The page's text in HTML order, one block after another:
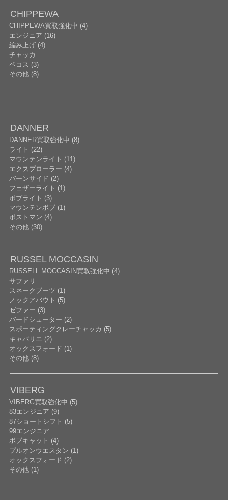
CHIPPEWA
CHIPPEWA買取強化中 (4)
エンジニア (16)
編み上げ (4)
チャッカ
ペコス (3)
その他 (8)
DANNER
DANNER買取強化中 (8)
ライト (22)
マウンテンライト (11)
エクスプローラー (4)
バーンサイド (2)
フェザーライト (1)
ボブライト (3)
マウンテンボブ (1)
ポストマン (4)
その他 (30)
RUSSEL MOCCASIN
RUSSELL MOCCASIN買取強化中 (4)
サファリ
スネークブーツ (1)
ノックアバウト (5)
ゼファー (3)
バードシューター (2)
スポーティングクレーチャッカ (5)
キャバリエ (2)
オックスフォード (1)
その他 (8)
VIBERG
VIBERG買取強化中 (5)
83エンジニア (9)
87ショートシフト (5)
99エンジニア
ボブキャット (4)
プルオンウエスタン (1)
オックスフォード (2)
その他 (1)